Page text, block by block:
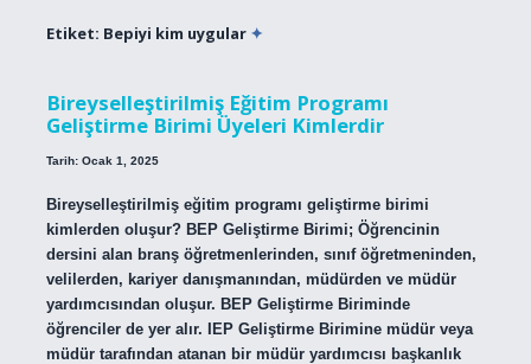
Etiket: Bepiyi kim uygular
Bireyselleştirilmiş Eğitim Programı
Geliştirme Birimi Üyeleri Kimlerdir
Tarih: Ocak 1, 2025
Bireyselleştirilmiş eğitim programı geliştirme birimi
kimlerden oluşur? BEP Geliştirme Birimi; Öğrencinin
dersini alan branş öğretmenlerinden, sınıf öğretmeninden,
velilerden, kariyer danışmanından, müdürden ve müdür
yardımcısından oluşur. BEP Geliştirme Biriminde
öğrenciler de yer alır. IEP Geliştirme Birimine müdür veya
müdür tarafından atanan bir müdür yardımcısı başkanlık